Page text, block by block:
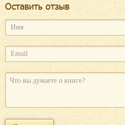
Оcтавить отзыв